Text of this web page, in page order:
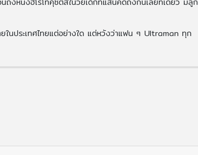
ในประเทศไทยแต่อย่างใด แต่หวังว่าแฟน ๆ Ultraman ทุก